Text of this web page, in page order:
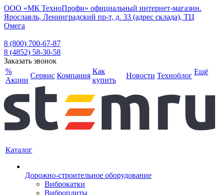
ООО «МК ТехноПрофи» официальный интернет-магазин.
Ярославль, Ленинградский пр-т, д. 33 (адрес склада), ТЦ
Омега
8 (800) 700-67-87
8 (4852) 58-30-58
Заказать звонок
%
Акции
Сервис Компания
Как
купить
Новости Техноблог Ещё
Каталог
Дорожно-строительное оборудование
Виброкатки
Виброплиты